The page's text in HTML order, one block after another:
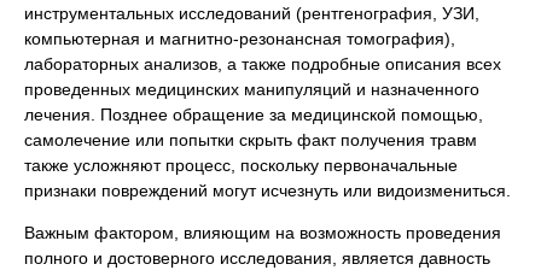
инструментальных исследований (рентгенография, УЗИ,
компьютерная и магнитно-резонансная томография),
лабораторных анализов, а также подробные описания всех
проведенных медицинских манипуляций и назначенного
лечения. Позднее обращение за медицинской помощью,
самолечение или попытки скрыть факт получения травм
также усложняют процесс, поскольку первоначальные
признаки повреждений могут исчезнуть или видоизмениться.
Важным фактором, влияющим на возможность проведения
полного и достоверного исследования, является давность